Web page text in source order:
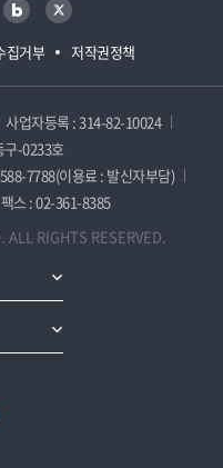
집거부 저작권정책
사업자등록 : 314-82-10024
구-0233호
7788(이용료 : 발신자부담)
팩스 : 02-361-8385
RIGHTS RESERVED.